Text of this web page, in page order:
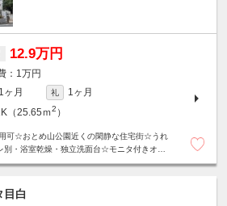
12.9万円
1万円
1ヶ月 礼
1ヶ月
（25.65ｍ2 ）
可☆おとめ山公園近くの閑静な住宅街☆うれ
・浴室乾燥・独立洗面台☆モニタ付きオー
目白